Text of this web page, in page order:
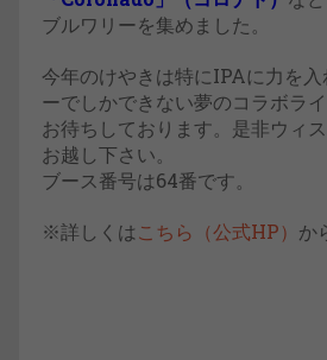
ブルワリーを集めました。
今年のけやきは特にIPAに力を
ーでしかできない夢のコラボラ
お待ちしております。是非ウィ
お越し下さい。
ブース番号は64番です。
※詳しくはこちら（公式HP） か